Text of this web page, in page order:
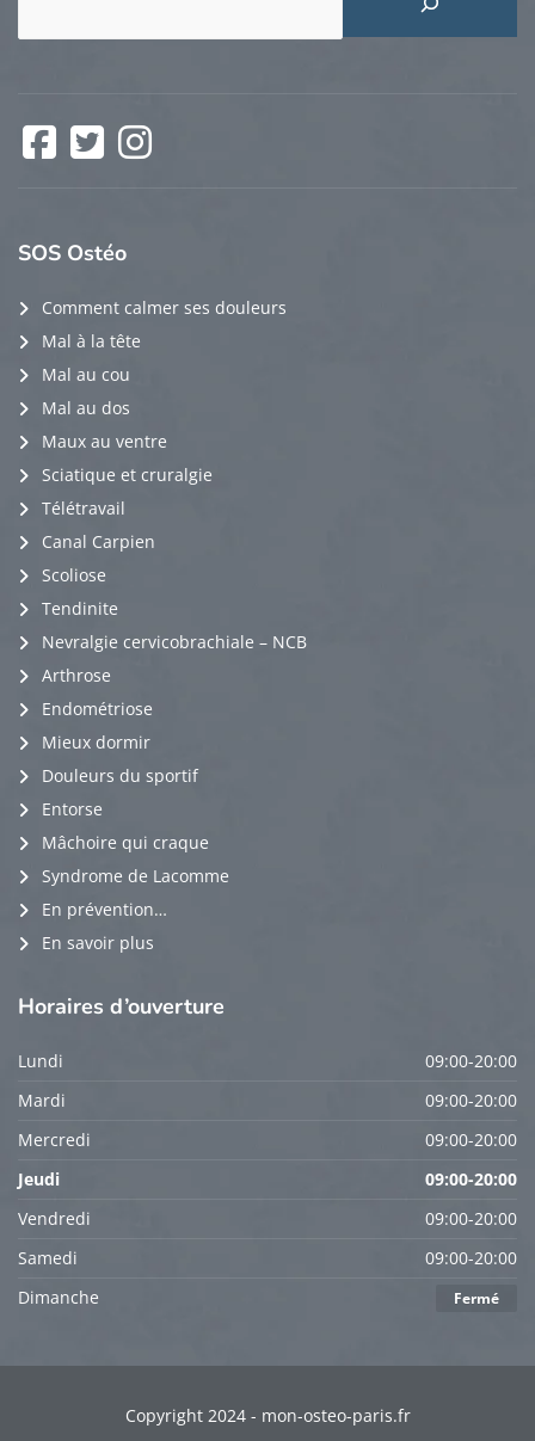
Facebook
SOS Ostéo
Comment calmer ses douleurs
Mal à la tête
Mal au cou
Mal au dos
Maux au ventre
Sciatique et cruralgie
Télétravail
Canal Carpien
Scoliose
Tendinite
Nevralgie cervicobrachiale – NCB
Arthrose
Endométriose
Mieux dormir
Douleurs du sportif
Entorse
Mâchoire qui craque
Syndrome de Lacomme
En prévention…
En savoir plus
Horaires d’ouverture
Lundi
09:00-20:00
Mardi
09:00-20:00
Mercredi
09:00-20:00
Jeudi
09:00-20:00
Vendredi
09:00-20:00
Samedi
09:00-20:00
Dimanche
Fermé
Copyright 2024 - mon-osteo-paris.fr